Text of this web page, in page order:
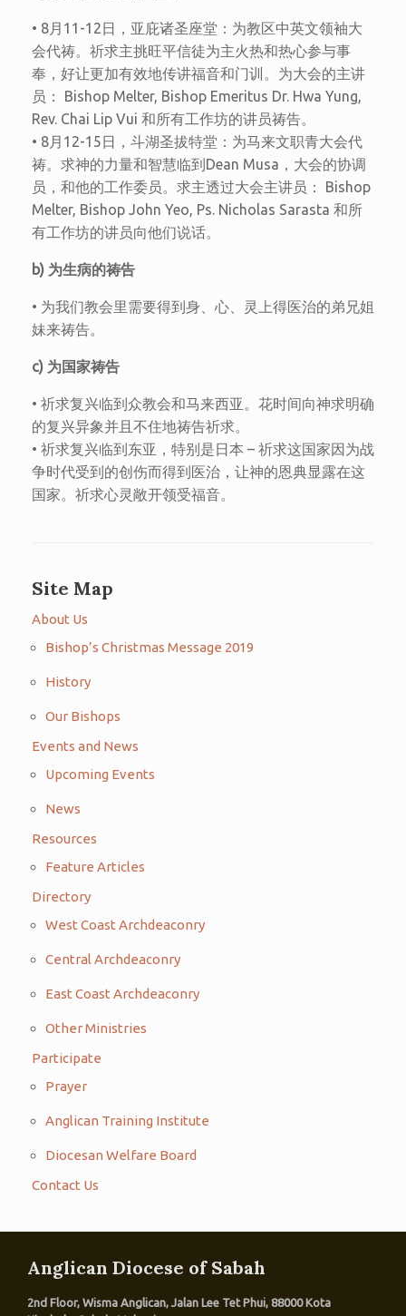
• 8月11-12日，亚庇诸圣座堂：为教区中英文领袖大
会代祷。祈求主挑旺平信徒为主火热和热心参与事
奉，好让更加有效地传讲福音和门训。为大会的主讲
员： Bishop Melter, Bishop Emeritus Dr. Hwa Yung,
Rev. Chai Lip Vui 和所有工作坊的讲员祷告。
• 8月12-15日，斗湖圣拔特堂：为马来文职青大会代
祷。求神的力量和智慧临到Dean Musa，大会的协调
员，和他的工作委员。求主透过大会主讲员： Bishop
Melter, Bishop John Yeo, Ps. Nicholas Sarasta 和所
有工作坊的讲员向他们说话。
b) 为生病的祷告
• 为我们教会里需要得到身、心、灵上得医治的弟兄姐
妹来祷告。
c) 为国家祷告
• 祈求复兴临到众教会和马来西亚。花时间向神求明确
的复兴异象并且不住地祷告祈求。
• 祈求复兴临到东亚，特别是日本 – 祈求这国家因为战
争时代受到的创伤而得到医治，让神的恩典显露在这
国家。祈求心灵敞开领受福音。
Site Map
About Us
Bishop’s Christmas Message 2019
History
Our Bishops
Events and News
Upcoming Events
News
Resources
Feature Articles
Directory
West Coast Archdeaconry
Central Archdeaconry
East Coast Archdeaconry
Other Ministries
Participate
Prayer
Anglican Training Institute
Diocesan Welfare Board
Contact Us
Anglican Diocese of Sabah
2nd Floor, Wisma Anglican, Jalan Lee Tet Phui, 88000 Kota